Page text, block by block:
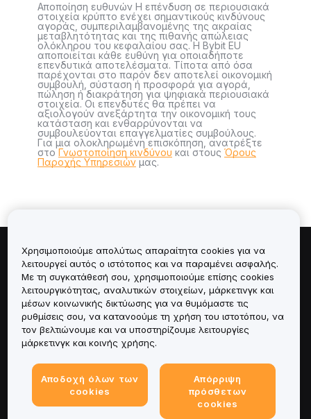
Αποποίηση ευθυνών Η επένδυση σε περιουσιακά
στοιχεία κρύπτο ενέχει σημαντικούς κινδύνους
αγοράς, συμπεριλαμβανομένης της ακραίας
μεταβλητότητας και της πιθανής απώλειας
ολόκληρου του κεφαλαίου σας. Η Bybit EU
αποποιείται κάθε ευθύνη για οποιαδήποτε
επενδυτικά αποτελέσματα. Τίποτα από όσα
παρέχονται στο παρόν δεν αποτελεί οικονομική
συμβουλή, σύσταση ή προσφορά για αγορά,
πώληση ή διακράτηση για ψηφιακά περιουσιακά
στοιχεία. Οι επενδυτές θα πρέπει να
αξιολογούν ανεξάρτητα την οικονομική τους
κατάσταση και ενθαρρύνονται να
συμβουλεύονται επαγγελματίες συμβούλους.
Για μια ολοκληρωμένη επισκόπηση, ανατρέξτε
στοΓνωστοποίηση κινδύνου και στους Όρους
Παροχής Υπηρεσιών μας.
Πληροφορίες για
Υπηρεσίες
Υποστήριξη
Χρησιμοποιούμε απολύτως απαραίτητα cookies για να
λειτουργεί αυτός ο ιστότοπος και να παραμένει ασφαλής.
Με τη συγκατάθεσή σου, χρησιμοποιούμε επίσης cookies
λειτουργικότητας, αναλυτικών στοιχείων, μάρκετινγκ και
μέσων κοινωνικής δικτύωσης για να θυμόμαστε τις
ρυθμίσεις σου, να κατανοούμε τη χρήση του ιστοτόπου, να
τον βελτιώνουμε και να υποστηρίζουμε λειτουργίες
μάρκετινγκ και κοινής χρήσης.
Αποδοχή όλων των
cookies
Απόρριψη
πρόσθετων
cookies